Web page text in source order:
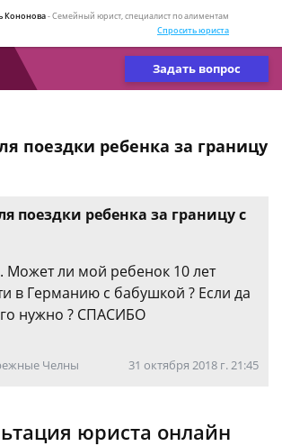
Кононова- Семейный юрист, специалист по алиментам
Спросить юриста
Задать вопрос
поездки ребенка за границу
поездки ребенка за границу с
. Может ли мой ребенок 10 лет
в Германию с бабушкой ? Если да
нужно ? СПАСИБО
Челны 31 октября 2018 г. 21:45
юриста онлайн